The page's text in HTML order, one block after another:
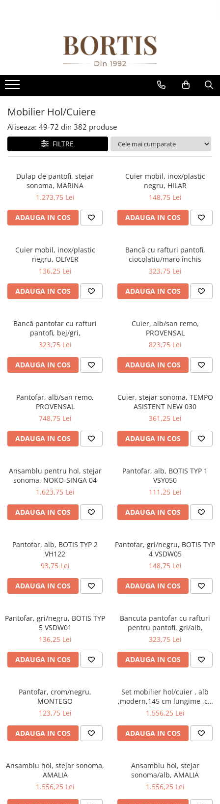
Fotolii balansoar/relaxante
Canapele
Coltare/canapele in L
Comode
Comode lux-ultramoderne
Comode stil clasic/rustic
Fotolii
Fotolii extensibile
Masute de cafea
Mese sufragerie/dining
Rafturi/ etajere carti
Set mobilier Living
Seturi masa +scaune dining
Bucatarie
Chiuvete bucatarie
Mese bucatarie /dining
Scaune bucatarie
Dormitor
Dulapuri haine si Sifoniere
Noptiere dormitor
Paturi cu saltea inclusa(pachet
Paturi de 1 persoana
Paturi metalice
Paturi tapitate
Seturi dormitoare complete
pentru pat
Mobilier Hol/Cuiere
Banci pentru asteptare
Colectia casmir -seturi
cuiere/mobila hol Rai casmir
Set mobilier Hol modern cu
panouri tapitate
Mobilier Birou
Birouri
Birouri pe colt
Mobilier Hol/Cuiere
Afiseaza: 49-72 din 382 produse
FILTRE
Dulap de pantofi, stejar
sonoma, MARINA
1.273,75 Lei
ADAUGA IN COS
Cuier mobil, inox/plastic
negru, HILAR
148,75 Lei
ADAUGA IN COS
Cuier mobil, inox/plastic
negru, OLIVER
136,25 Lei
ADAUGA IN COS
Bancă cu rafturi pantofi,
ciocolatiu/maro închis
323,75 Lei
ADAUGA IN COS
Bancă pantofar cu rafturi
pantofi, bej/gri,
323,75 Lei
ADAUGA IN COS
Cuier, alb/san remo,
PROVENSAL
823,75 Lei
ADAUGA IN COS
Pantofar, alb/san remo,
PROVENSAL
748,75 Lei
ADAUGA IN COS
Cuier, stejar sonoma, TEMPO
ASISTENT NEW 030
361,25 Lei
ADAUGA IN COS
Ansamblu pentru hol, stejar
sonoma, NOKO-SINGA 04
1.623,75 Lei
ADAUGA IN COS
Pantofar, alb, BOTIS TYP 1
VSY050
111,25 Lei
ADAUGA IN COS
Pantofar, alb, BOTIS TYP 2
VH122
93,75 Lei
ADAUGA IN COS
Pantofar, gri/negru, BOTIS TYP
4 VSDW05
148,75 Lei
ADAUGA IN COS
Pantofar, gri/negru, BOTIS TYP
5 VSDW01
136,25 Lei
ADAUGA IN COS
Bancuta pantofar cu rafturi
pentru pantofi, gri/alb,
323,75 Lei
ADAUGA IN COS
Pantofar, crom/negru,
MONTEGO
123,75 Lei
ADAUGA IN COS
Set mobilier hol/cuier , alb
,modern,145 cm lungime ,cu
dulap, Bortis Impex
1.556,25 Lei
ADAUGA IN COS
Ansamblu hol, stejar sonoma,
AMALIA
1.556,25 Lei
Ansamblu hol, stejar
sonoma/alb, AMALIA
1.556,25 Lei